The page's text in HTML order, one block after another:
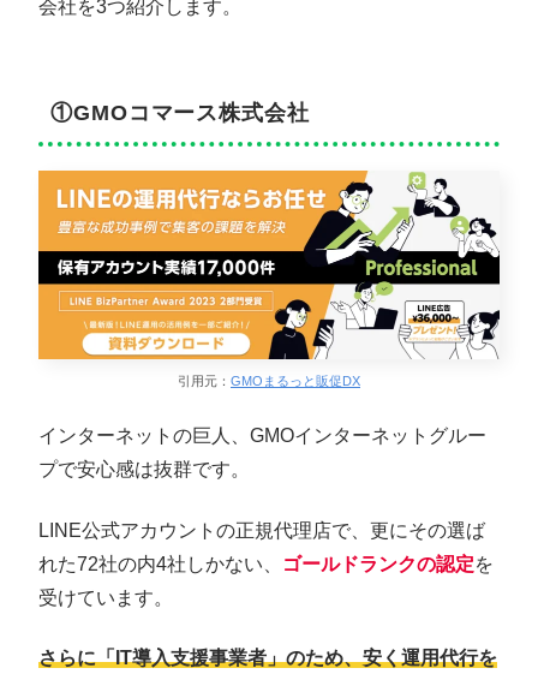
会社を3つ紹介します。
①GMOコマース株式会社
引用元： GMOまるっと販促DX
インターネットの巨人、GMOインターネットグルー
プで安心感は抜群です。
LINE公式アカウントの正規代理店で、更にその選ば
れた72社の内4社しかない、
ゴールドランクの認定を
受けています。
さらに「IT導入支援事業者」のため、安く運用代行を